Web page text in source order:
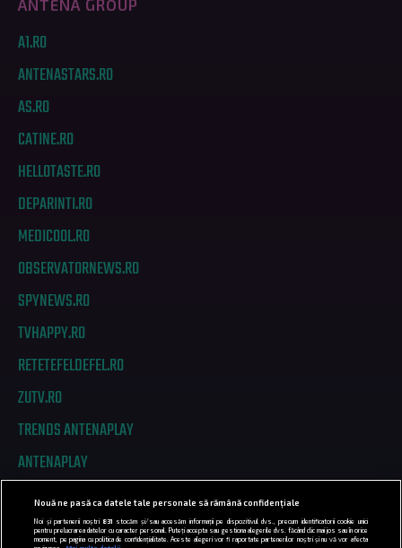
ANTENA GROUP
A1.RO
ANTENASTARS.RO
AS.RO
CATINE.RO
HELLOTASTE.RO
DEPARINTI.RO
MEDICOOL.RO
OBSERVATORNEWS.RO
SPYNEWS.RO
TVHAPPY.RO
RETETEFELDEFEL.RO
ZUTV.RO
TRENDS ANTENAPLAY
ANTENAPLAY
PRIVACY
Nouă ne pasă ca datele tale personale să rămână confidențiale
Noi și partenerii noștri 831
stocăm și/sau accesăm informații pe dispozitivul dvs., precum identificatorii cookie unici
pentru prelucrarea datelor cu caracter personal. Puteți accepta sau gestiona alegerile dvs. făcând clic mai jos sau în orice
moment, pe pagina cu politica de confidențialitate. Aceste alegeri vor fi raportate partenerilor noștri și nu vă vor afecta